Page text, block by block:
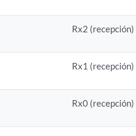
Rx2 (recepción)
Rx1 (recepción)
Rx0 (recepción)